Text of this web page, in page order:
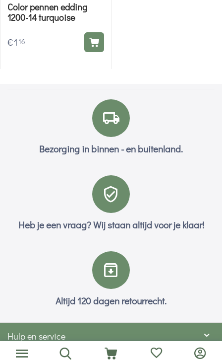
Color pennen edding
1200-14 turquoise
€116
Bezorging in binnen - en buitenland.
Heb je een vraag? Wij staan altijd voor je klaar!
Altijd 120 dagen retourrecht.
Hulp en service